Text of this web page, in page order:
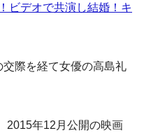
ビデオで共演し結婚！キ
交際を経て女優の高島礼
2015年12月公開の映画